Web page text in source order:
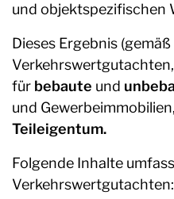
und objektspezifischen
Dieses Ergebnis
Verkehrswertgutachten,
für bebaute und
und Gewerbeimmobilien,
Teileigentum.
Folgende Inhalte
Verkehrswertgutachten: